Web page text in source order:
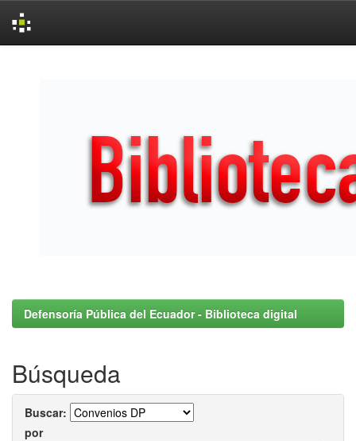
Defensoría Pública del Ecuador - Biblioteca digital
Búsqueda
Buscar:
por